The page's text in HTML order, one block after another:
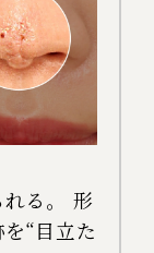
れる。 形
“目立た